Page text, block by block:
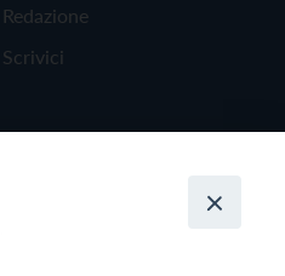
Redazione
Scrivici